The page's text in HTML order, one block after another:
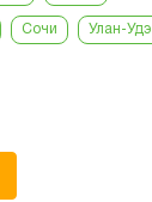
Сочи Улан-Удэ